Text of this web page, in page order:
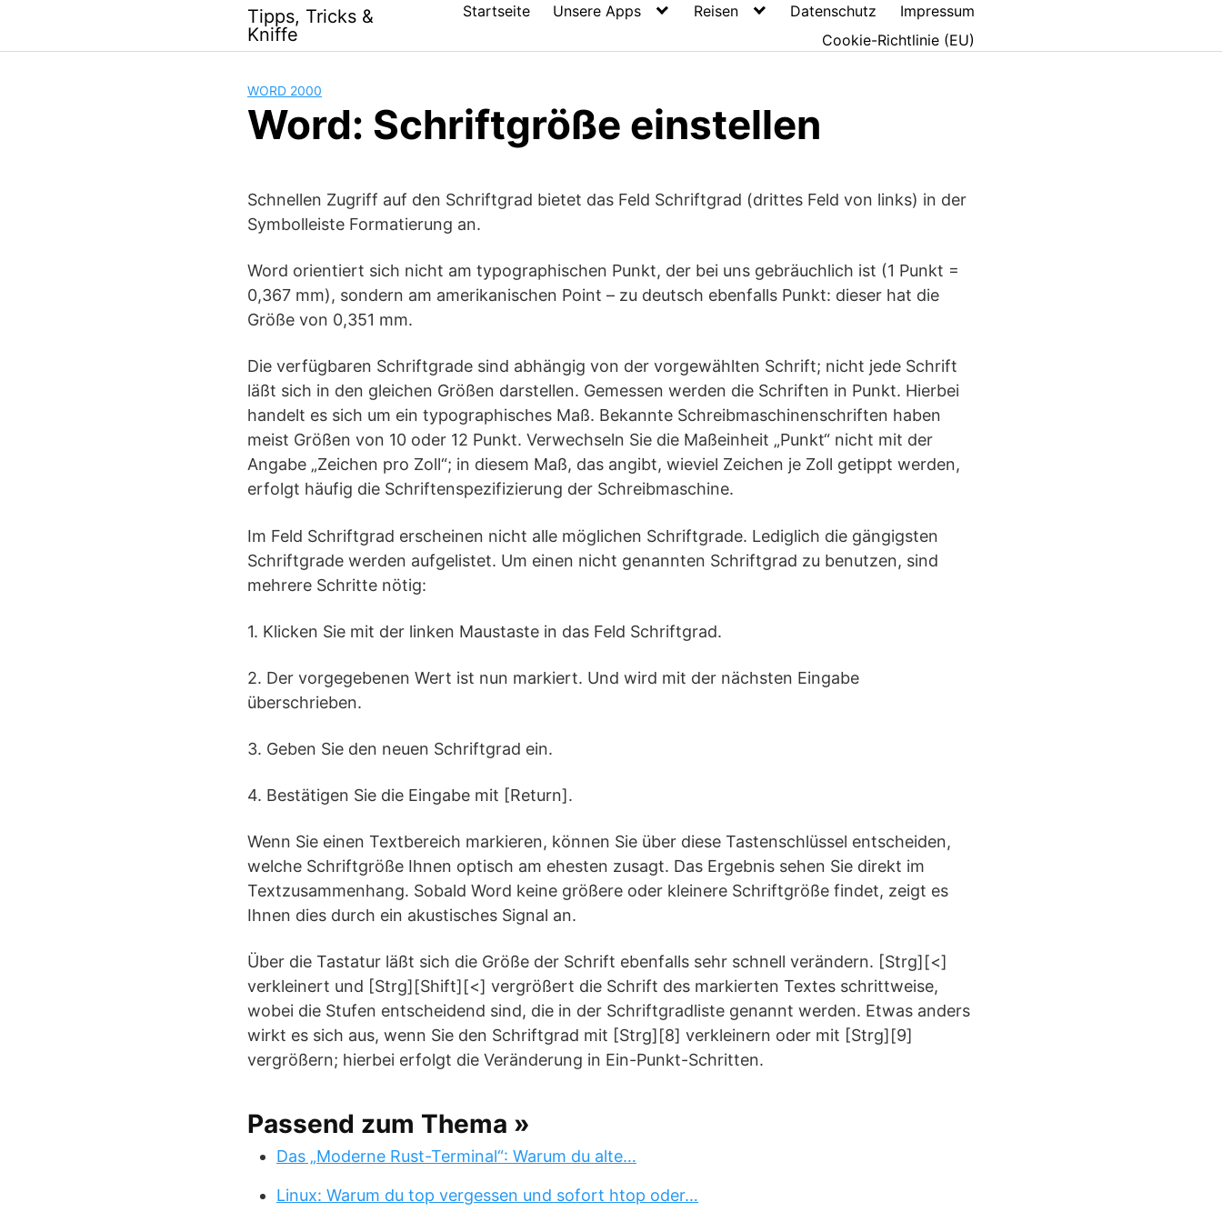
content
Tipps, Tricks &
Kniffe
Startseite Unsere Apps Reisen Datenschutz
Impressum
Cookie-Richtlinie (EU)
WORD 2000
Word: Schriftgröße einstellen
Schnellen Zugriff auf den Schriftgrad bietet das Feld Schriftgrad (drittes Feld von links) in der
Symbolleiste Formatierung an.
Word orientiert sich nicht am typographischen Punkt, der bei uns gebräuchlich ist (1 Punkt =
0,367 mm), sondern am amerikanischen Point – zu deutsch ebenfalls Punkt: dieser hat die
Größe von 0,351 mm.
Die verfügbaren Schriftgrade sind abhängig von der vorgewählten Schrift; nicht jede Schrift
läßt sich in den gleichen Größen darstellen. Gemessen werden die Schriften in Punkt. Hierbei
handelt es sich um ein typographisches Maß. Bekannte Schreibmaschinenschriften haben
meist Größen von 10 oder 12 Punkt. Verwechseln Sie die Maßeinheit „Punkt“ nicht mit der
Angabe „Zeichen pro Zoll“; in diesem Maß, das angibt, wieviel Zeichen je Zoll getippt werden,
erfolgt häufig die Schriftenspezifizierung der Schreibmaschine.
Im Feld Schriftgrad erscheinen nicht alle möglichen Schriftgrade. Lediglich die gängigsten
Schriftgrade werden aufgelistet. Um einen nicht genannten Schriftgrad zu benutzen, sind
mehrere Schritte nötig:
1. Klicken Sie mit der linken Maustaste in das Feld Schriftgrad.
2. Der vorgegebenen Wert ist nun markiert. Und wird mit der nächsten Eingabe
überschrieben.
3. Geben Sie den neuen Schriftgrad ein.
4. Bestätigen Sie die Eingabe mit [Return].
Wenn Sie einen Textbereich markieren, können Sie über diese Tastenschlüssel entscheiden,
welche Schriftgröße Ihnen optisch am ehesten zusagt. Das Ergebnis sehen Sie direkt im
Textzusammenhang. Sobald Word keine größere oder kleinere Schriftgröße findet, zeigt es
Ihnen dies durch ein akustisches Signal an.
Über die Tastatur läßt sich die Größe der Schrift ebenfalls sehr schnell verändern. [Strg][<]
verkleinert und [Strg][Shift][<] vergrößert die Schrift des markierten Textes schrittweise,
wobei die Stufen entscheidend sind, die in der Schriftgradliste genannt werden. Etwas anders
wirkt es sich aus, wenn Sie den Schriftgrad mit [Strg][8] verkleinern oder mit [Strg][9]
vergrößern; hierbei erfolgt die Veränderung in Ein-Punkt-Schritten.
Passend zum Thema »
Das „Moderne Rust-Terminal“: Warum du alte…
Linux: Warum du top vergessen und sofort htop oder…